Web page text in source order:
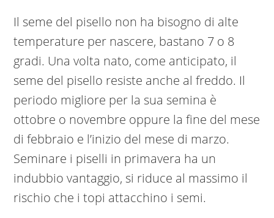
Il seme del pisello non ha bisogno di alte
temperature per nascere, bastano 7 o 8
gradi. Una volta nato, come anticipato, il
seme del pisello resiste anche al freddo. Il
periodo migliore per la sua semina è
ottobre o novembre oppure la fine del mese
di febbraio e l’inizio del mese di marzo.
Seminare i piselli in primavera ha un
indubbio vantaggio, si riduce al massimo il
rischio che i topi attacchino i semi.